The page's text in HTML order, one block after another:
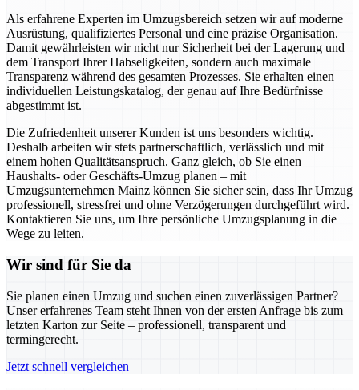
Als erfahrene Experten im Umzugsbereich setzen wir auf moderne
Ausrüstung, qualifiziertes Personal und eine präzise Organisation.
Damit gewährleisten wir nicht nur Sicherheit bei der Lagerung und
dem Transport Ihrer Habseligkeiten, sondern auch maximale
Transparenz während des gesamten Prozesses. Sie erhalten einen
individuellen Leistungskatalog, der genau auf Ihre Bedürfnisse
abgestimmt ist.
Die Zufriedenheit unserer Kunden ist uns besonders wichtig.
Deshalb arbeiten wir stets partnerschaftlich, verlässlich und mit
einem hohen Qualitätsanspruch. Ganz gleich, ob Sie einen
Haushalts- oder Geschäfts-Umzug planen – mit
Umzugsunternehmen Mainz können Sie sicher sein, dass Ihr Umzug
professionell, stressfrei und ohne Verzögerungen durchgeführt wird.
Kontaktieren Sie uns, um Ihre persönliche Umzugsplanung in die
Wege zu leiten.
Wir sind für Sie da
Sie planen einen Umzug und suchen einen zuverlässigen Partner?
Unser erfahrenes Team steht Ihnen von der ersten Anfrage bis zum
letzten Karton zur Seite – professionell, transparent und
termingerecht.
Jetzt schnell vergleichen